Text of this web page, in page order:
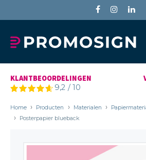
KLANTBEOORDELINGEN
9,2 /10
Home Producten Materialen
Posterpapier blueback